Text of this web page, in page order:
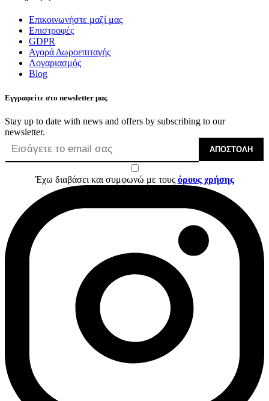
Επικοινωνήστε μαζί μας
Επιστροφές
GDPR
Αγορά Δωροεπιταγής
Λογαριασμός
Blog
Εγγραφείτε στο newsletter μας
Stay up to date with news and offers by subscribing to our
newsletter.
ΑΠΟΣΤΟΛΉ
Έχω διαβάσει και συμφωνώ με τους όρους χρήσης